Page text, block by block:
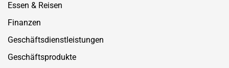
Essen & Reisen
Finanzen
Geschäftsdienstleistungen
Geschäftsprodukte